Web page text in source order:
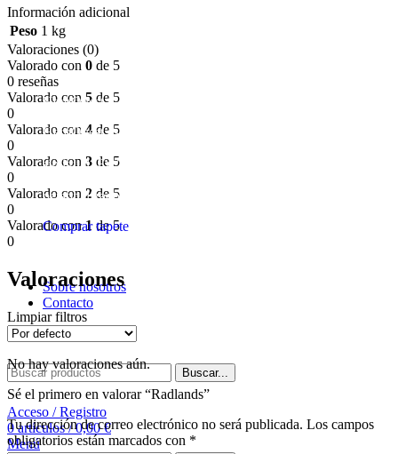
HeroQuest
HeroQuest es un juego de mesa icónico que invita a los
sin igual. En "Domingo de Juegos", ofrecemos una
personalizados para HeroQuest.
Comprar tapete
Sobre nosotros
Contacto
Buscar
Buscar...
Acceso / Registro
0artículos / 0,00€
Menú
Información adicional
Peso 1 kg
Valoraciones (0)
Valorado con 0 de 5
0 reseñas
Valorado con 5 de 5
0
Valorado con 4 de 5
0
Valorado con 3 de 5
0
Valorado con 2 de 5
0
Valorado con1de 5
0
Valoraciones
Limpiar filtros
No hay valoraciones aún.
Sé el primero en valorar “Radlands”
Tu dirección de correo electrónico no será publicada. Los campos
obligatorios están marcados con *